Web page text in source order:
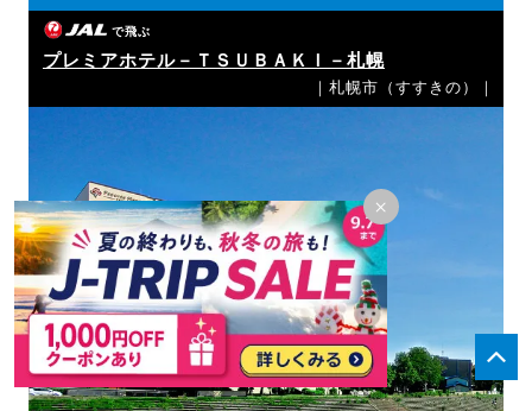
×
で飛ぶ
プレミアホテル－ＴＳＵＢＡＫＩ－札幌
｜札幌市（すすきの）｜